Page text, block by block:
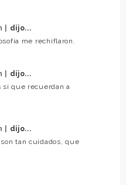
|
dijo...
me rechiflaron.
|
dijo...
sí que recuerdan a
|
dijo...
tan cuidados, que